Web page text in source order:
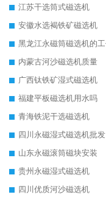
江苏干选筒式磁选机
安徽水选褐铁矿磁选机
内蒙古河沙磁选机质量
广西钛铁矿湿式磁选机
福建平板磁选机用水吗
青海铁泥干选磁选机
四川永磁湿式磁选机批发
山东永磁滚筒磁块安装
贵州永磁湿式磁选机
四川优质河沙磁选机